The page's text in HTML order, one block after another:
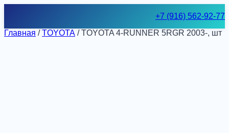
+7 (916) 562-92-77
Главная /TOYOTA / TOYOTA 4-RUNNER 5RGR 2003-, шт